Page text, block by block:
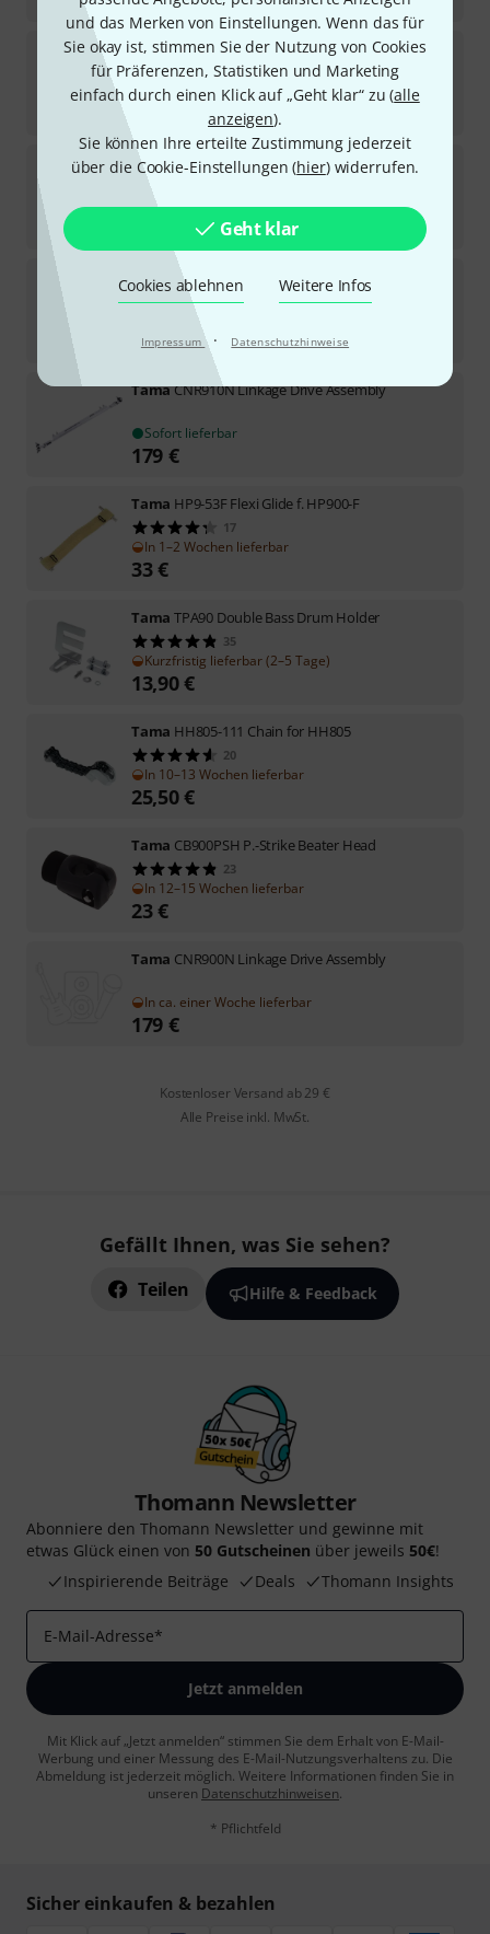
und das Merken von Einstellungen. Wenn das für
Sie okay ist, stimmen Sie der Nutzung von Cookies
für Präferenzen, Statistiken und Marketing
einfach durch einen Klick auf „Geht klar“ zu (alle
anzeigen).
Sie können Ihre erteilte Zustimmung jederzeit
über die Cookie-Einstellungen (hier) widerrufen.
Geht klar
Cookies ablehnen Weitere Infos
Impressum · Datenschutzhinweise
TamaDS30R Rubber / Plastic Beater
7
Sofort lieferbar
Tama HP9-32 Para Clamp Bolt HP900
Sofort lieferbar
Tama Spring Tight HP 900-77
17
Sofort lieferbar
10€
TamaCNR910N Linkage Drive Assembly
Sofort lieferbar
179 €
Tama HP9-53F Flexi Glide f. HP900-F
17
In 1–2 Wochen lieferbar
33€
Tama TPA90 Double Bass Drum Holder
35
Kurzfristig lieferbar (2–5 Tage)
13,90€
Tama HH805-111 Chain for HH805
20
In 10–13 Wochen lieferbar
25,50€
Tama CB900PSH P.-Strike Beater Head
23
In 12–15 Wochen lieferbar
23€
Tama CNR900N Linkage Drive Assembly
In ca. einer Woche lieferbar
179 €
Kostenloser Versand ab 29 €
Alle Preise inkl. MwSt.
Gefällt Ihnen, was Sie sehen?
Teilen Hilfe & Feedback
Thomann Newsletter
Abonniere den Thomann Newsletter und gewinne mit
etwas Glück einen von 50 Gutscheinen über jeweils 50€!
Inspirierende Beiträge
Deals Thomann Insights
E-Mail-Adresse*
Jetzt anmelden
Mit Klick auf „Jetzt anmelden“ stimmen Sie dem Erhalt von E-Mail-
Werbung und einer Messung des E-Mail-Nutzungsverhaltens zu. Die
Abmeldung ist jederzeit möglich. Weitere Informationen finden Sie in
unseren Datenschutzhinweisen.
* Pflichtfeld
Sicher einkaufen & bezahlen